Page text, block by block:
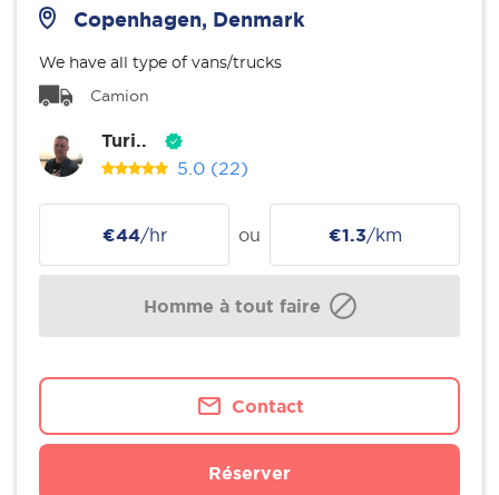
Copenhagen, Denmark
We have all type of vans/trucks
Camion
Turi..
5.0 (22)
€44/hr ou €1.3/km
Homme à tout faire
Contact
Réserver